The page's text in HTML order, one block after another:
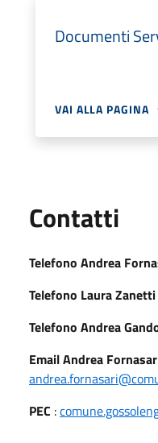
Documenti
VAI ALLA PAGINA
Contatti
Telefono Andrea
Telefono Laura Zanetti
Telefono Andrea
Email Andrea
PEC :